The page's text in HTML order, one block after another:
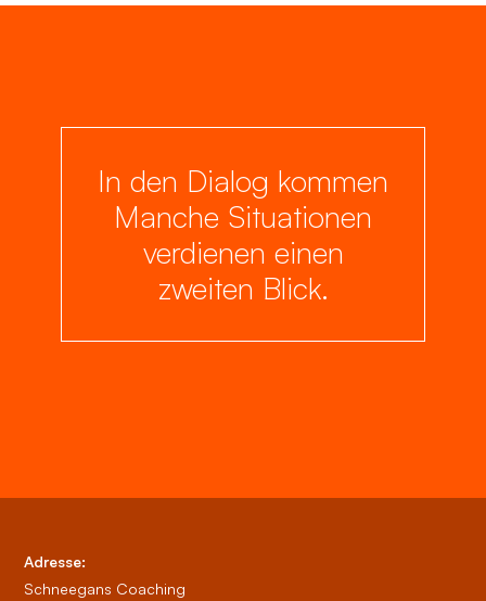
In den Dialog kommen
Manche Situationen
verdienen einen
zweiten Blick.
Adresse:
Schneegans Coaching